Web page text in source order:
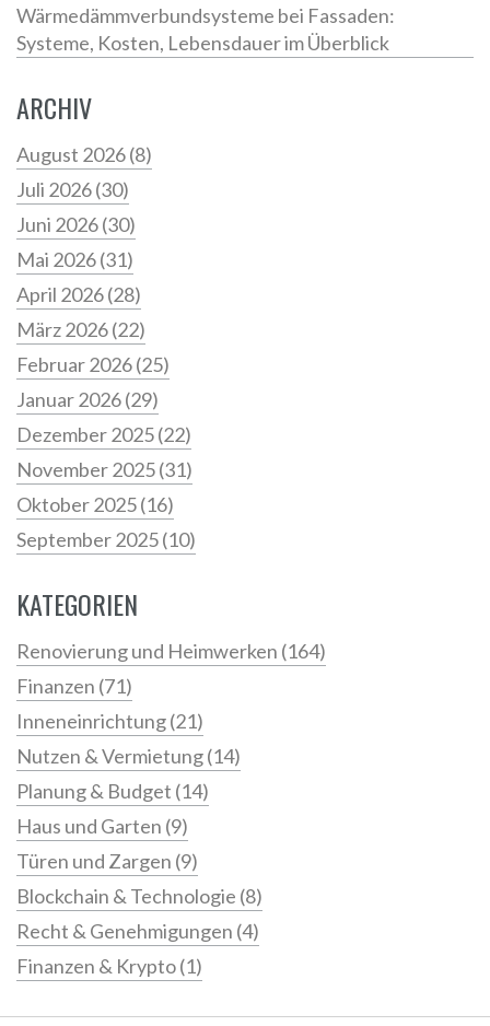
Wärmedämmverbundsysteme bei Fassaden:
Systeme, Kosten, Lebensdauer im Überblick
ARCHIV
August 2026(8)
Juli 2026(30)
Juni 2026(30)
Mai 2026(31)
April 2026(28)
März 2026(22)
Februar 2026(25)
Januar 2026(29)
Dezember 2025(22)
November 2025(31)
Oktober 2025(16)
September 2025(10)
KATEGORIEN
Renovierung und Heimwerken (164)
Finanzen (71)
Inneneinrichtung(21)
Nutzen & Vermietung(14)
Planung & Budget (14)
Haus und Garten (9)
Türen und Zargen (9)
Blockchain & Technologie (8)
Recht & Genehmigungen (4)
Finanzen & Krypto(1)